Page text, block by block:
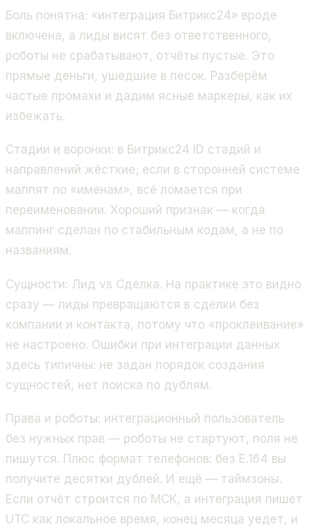
Боль понятна: «интеграция Битрикс24» вроде
включена, а лиды висят без ответственного,
роботы не срабатывают, отчёты пустые. Это
прямые деньги, ушедшие в песок. Разберём
частые промахи и дадим ясные маркеры, как их
избежать.
Стадии и воронки: в Битрикс24 ID стадий и
направлений жёсткие; если в сторонней системе
маппят по «именам», всё ломается при
переименовании. Хороший признак — когда
маппинг сделан по стабильным кодам, а не по
названиям.
Сущности: Лид vs Сделка. На практике это видно
сразу — лиды превращаются в сделки без
компании и контакта, потому что «проклеивание»
не настроено. Ошибки при интеграции данных
здесь типичны: не задан порядок создания
сущностей, нет поиска по дублям.
Права и роботы: интеграционный пользователь
без нужных прав — роботы не стартуют, поля не
пишутся. Плюс формат телефонов: без E.164 вы
получите десятки дублей. И ещё — таймзоны.
Если отчёт строится по МСК, а интеграция пишет
UTC как локальное время, конец месяца уедет, и